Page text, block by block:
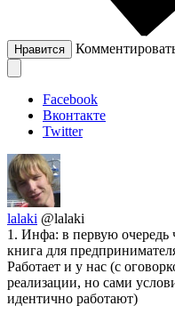
Нравится
Facebook
Вконтакте
Twitter
lalaki @lalaki
1. Инфа: в первую очередь
книга для
Работает и у нас (с
реализации, но сами
идентично работают)